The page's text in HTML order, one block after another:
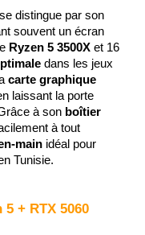
souvent un écran
Ryzen 5 3500X et 16
dans les jeux
carte graphique
laissant la porte
à son boîtier
à tout
main idéal pour
Tunisie.
+ RTX 5060